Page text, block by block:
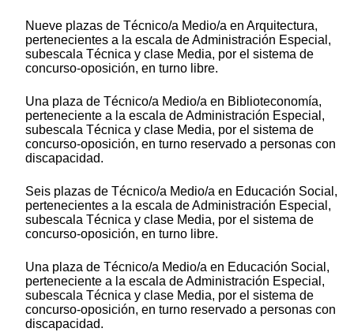
Nueve plazas de Técnico/a Medio/a en Arquitectura,
pertenecientes a la escala de Administración Especial,
subescala Técnica y clase Media, por el sistema de
concurso-oposición, en turno libre.
Una plaza de Técnico/a Medio/a en Biblioteconomía,
perteneciente a la escala de Administración Especial,
subescala Técnica y clase Media, por el sistema de
concurso-oposición, en turno reservado a personas con
discapacidad.
Seis plazas de Técnico/a Medio/a en Educación Social,
pertenecientes a la escala de Administración Especial,
subescala Técnica y clase Media, por el sistema de
concurso-oposición, en turno libre.
Una plaza de Técnico/a Medio/a en Educación Social,
perteneciente a la escala de Administración Especial,
subescala Técnica y clase Media, por el sistema de
concurso-oposición, en turno reservado a personas con
discapacidad.